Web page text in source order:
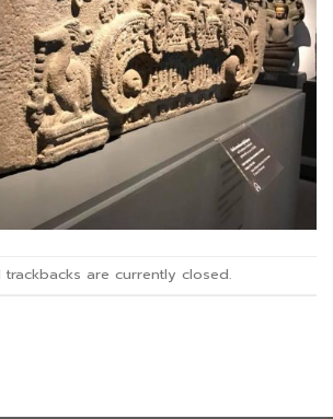
are currently closed.